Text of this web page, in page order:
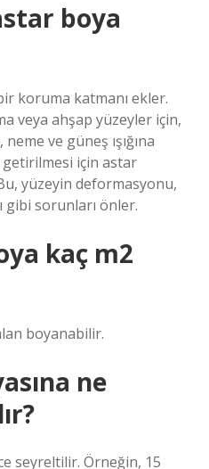
boya
koruma katmanı ekler.
veya ahşap yüzeyler için,
ve güneş ışığına
getirilmesi için astar
yüzeyin deformasyonu,
gibi sorunları önler.
kaç m2
boyanabilir.
ne
seyreltilir. Örneğin, 15